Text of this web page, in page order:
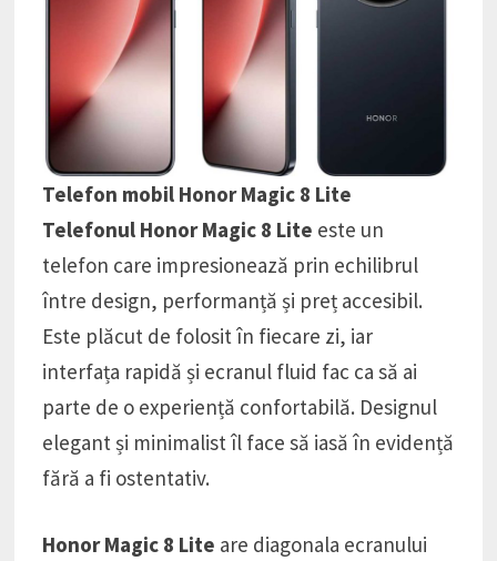
Telefon mobil Honor Magic 8 Lite
Telefonul Honor Magic 8 Lite este un
telefon care impresionează prin echilibrul
între design, performanță și preț accesibil.
Este plăcut de folosit în fiecare zi, iar
interfața rapidă și ecranul fluid fac ca să ai
parte de o experiență confortabilă. Designul
elegant și minimalist îl face să iasă în evidență
fără a fi ostentativ.
Honor Magic 8 Lite are diagonala ecranului